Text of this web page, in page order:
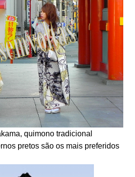
quimono tradicional
pretos são os mais preferidos